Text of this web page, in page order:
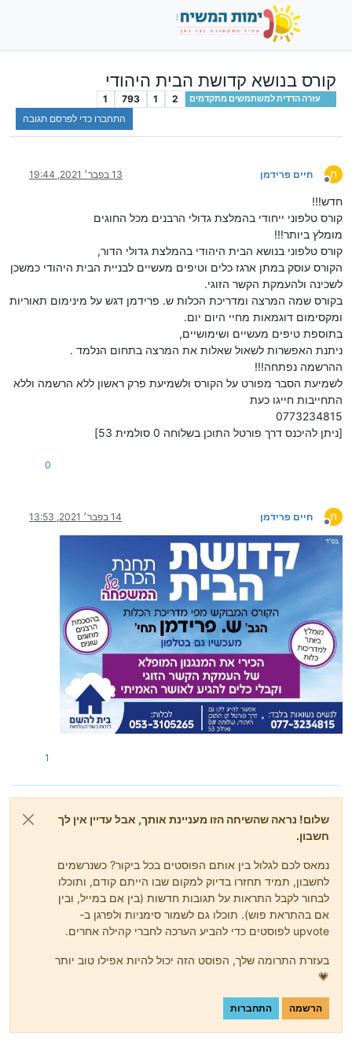
קורס בנושא קדושת הבית היהודי
עזרה הדדית למשתמשים מתקדמים 2
1
793
1
התחברו כדי לפרסם תגובה
ח
מנותק
חיים פרידמן 13 בפבר׳ 2021, 19:44
חדש!!!
קורס טלפוני ייחודי בהמלצת גדולי הרבנים מכל החוגים
מומלץ ביותר!!!
קורס טלפוני בנושא הבית היהודי בהמלצת גדולי הדור,
הקורס עוסק במתן ארגז כלים וטיפים מעשיים לבניית הבית היהודי כמשכן
לשכינה ולהעמקת הקשר הזוגי.
בקורס שמה המרצה ומדריכת הכלות ש. פרידמן דגש על מינימום תאוריות
ומקסימום דוגמאות מחיי היום יום.
בתוספת טיפים מעשיים ושימושיים,
ניתנת האפשרות לשאול שאלות את המרצה בתחום הנלמד .
ההרשמה נפתחה!!!
לשמיעת הסבר מפורט על הקורס ולשמיעת פרק ראשון ללא הרשמה וללא
התחייבות חייגו כעת
0773234815
[ניתן להיכנס דרך פורטל התוכן בשלוחה 0 סולמית 53]
0
ח
מנותק
חיים פרידמן 14 בפבר׳ 2021, 13:53
1
שלום! נראה שהשיחה הזו מעניינת אותך, אבל עדיין אין לך
חשבון.
נמאס לכם לגלול בין אותם הפוסטים בכל ביקור? כשנרשמים
לחשבון, תמיד תחזרו בדיוק למקום שבו הייתם קודם, ותוכלו
לבחור לקבל התראות על תגובות חדשות (בין אם במייל, ובין
אם בהתראת פוש). תוכלו גם לשמור סימניות ולפרגן ב-
upvote לפוסטים כדי להביע הערכה לחברי קהילה אחרים.
בעזרת התרומה שלך, הפוסט הזה יכול להיות אפילו טוב יותר
💗
הרשמה התחברות